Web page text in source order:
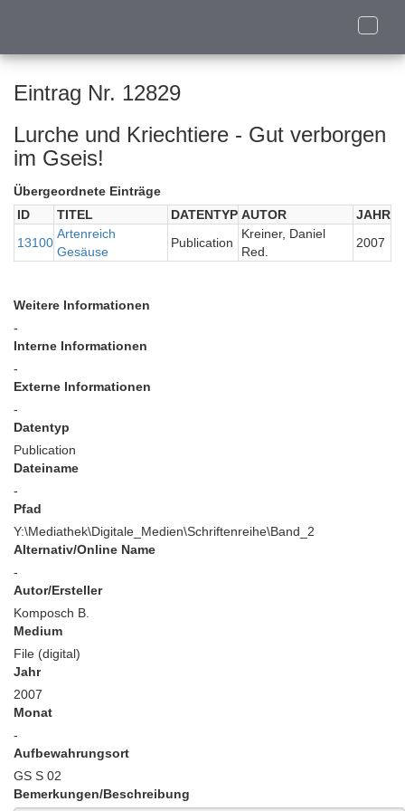
Toggle
Eintrag Nr. 12829
Lurche und Kriechtiere - Gut verborgen
im Gseis!
Übergeordnete Einträge
ID
TITEL DATENTYP AUTOR
JAHR
13100
Artenreich
Gesäuse
Publication
Kreiner, Daniel
Red.
2007
Weitere Informationen
-
Interne Informationen
-
Externe Informationen
-
Datentyp
Publication
Dateiname
-
Pfad
Y:\Mediathek\Digitale_Medien\Schriftenreihe\Band_2
Alternativ/Online Name
-
Autor/Ersteller
Komposch B.
Medium
File (digital)
Jahr
2007
Monat
-
Aufbewahrungsort
GS S 02
Bemerkungen/Beschreibung